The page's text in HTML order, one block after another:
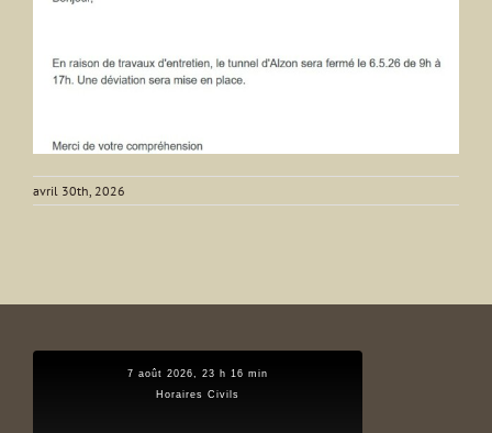
avril 30th, 2026
7 août 2026, 23 h 16 min
Horaires Civils